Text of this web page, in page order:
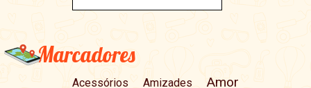
Marcadores
Acessórios Amizades Amor